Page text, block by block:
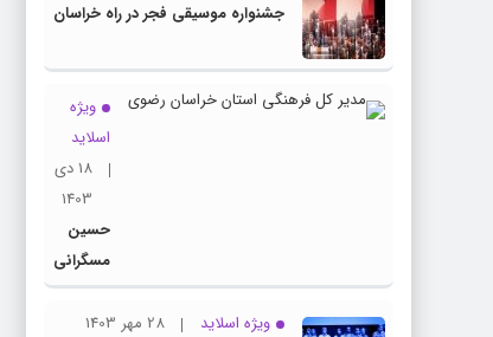
جشنواره موسیقی فجر در راه خراسان
ویژه
اسلاید
18 دی
1403
حسین
مسگرانی
به عنوان
مدیر کل
ویژه اسلاید
28 مهر 1403